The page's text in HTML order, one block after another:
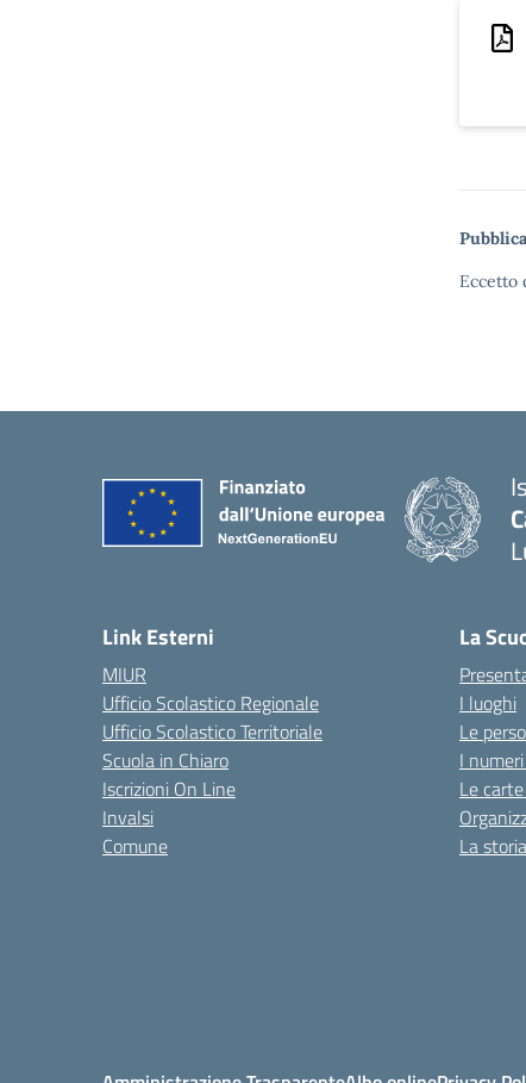
Eccetto
Link Esterni
MIUR
Ufficio Scolastico Regionale
Ufficio Scolastico Territoriale
Scuola in Chiaro
Iscrizioni On Line
Invalsi
Comune
La
I luoghi
Le
I
Le
La storia